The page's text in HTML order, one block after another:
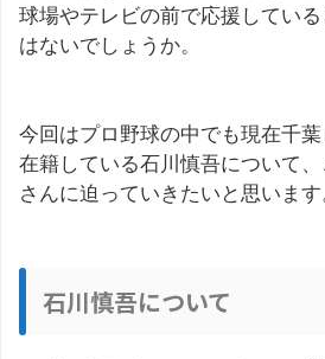
球場やテレビの前で応援してい
はないでしょうか。
今回はプロ野球の中でも現在千
在籍している石川慎吾について
さんに迫っていきたいと思います
石川慎吾について